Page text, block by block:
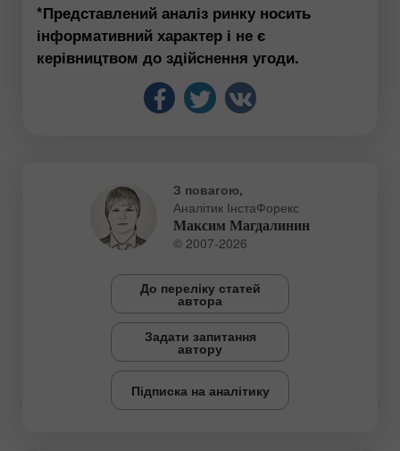
*Представлений аналіз ринку носить
інформативний характер і не є
керівництвом до здійснення угоди.
З повагою,
Аналітик ІнстаФорекс
Максим Магдалинин
© 2007-2026
До переліку статей
автора
Задати запитання
автору
Підписка на аналітику